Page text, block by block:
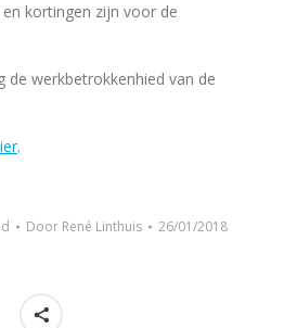
kortingen zijn voor de
de werkbetrokkenhied van de
.
Door René Linthuis 26/01/2018